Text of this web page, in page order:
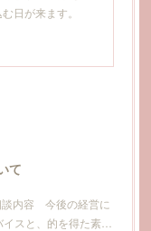
日が来ます。
て
内容 今後の経営に
スと、的を得た素…